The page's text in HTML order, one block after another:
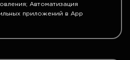
Автоматизация
приложений в App